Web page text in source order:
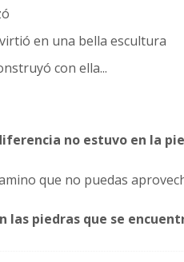
en una bella escultura
con ella...
no estuvo en la
que no puedas
las piedras que se